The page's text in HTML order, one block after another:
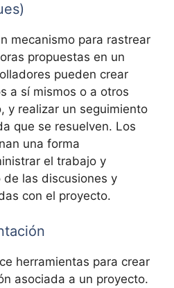
mecanismo para rastrear
propuestas en un
pueden crear
a sí mismos o a otros
y realizar un seguimiento
que se resuelven. Los
una forma
el trabajo y
las discusiones y
con el proyecto.
herramientas para crear
asociada a un proyecto.